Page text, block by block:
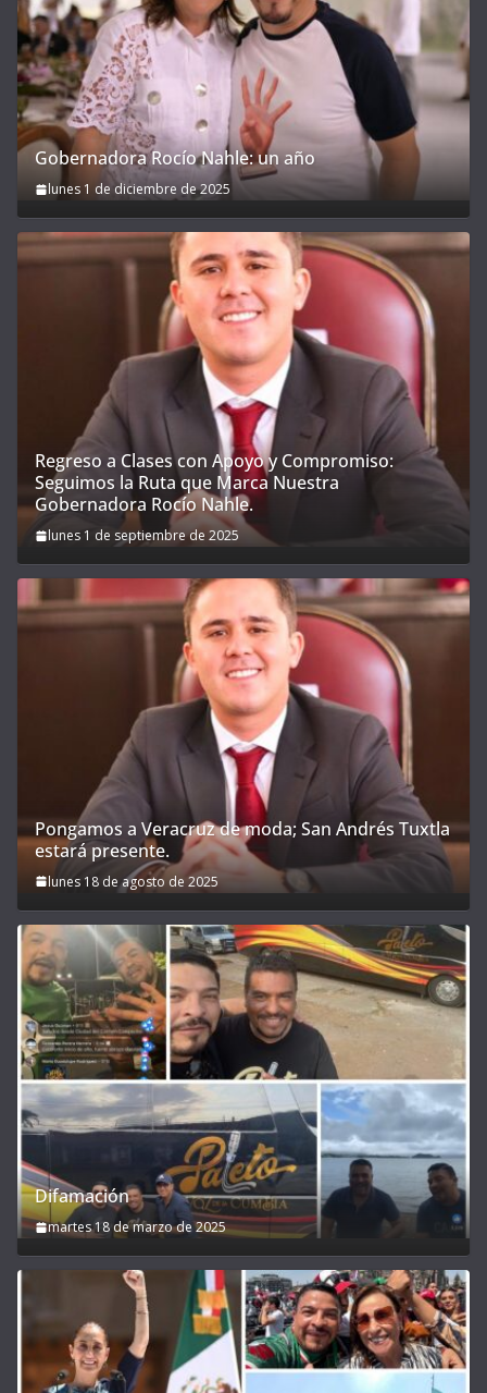
Gobernadora Rocío Nahle: un año
lunes 1 de diciembre de 2025
Regreso a Clases con Apoyo y Compromiso:
Seguimos la Ruta que Marca Nuestra
Gobernadora Rocío Nahle.
lunes 1 de septiembre de 2025
Pongamos a Veracruz de moda; San Andrés Tuxtla
estará presente.
lunes 18 de agosto de 2025
Difamación
martes 18 de marzo de 2025